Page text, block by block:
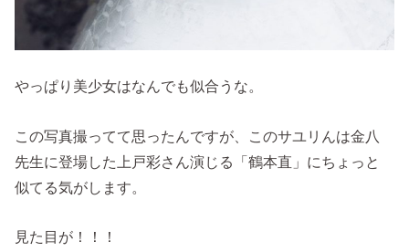
やっぱり美少女はなんでも似合うな。
この写真撮ってて思ったんですが、このサユリんは金八
先生に登場した上戸彩さん演じる「鶴本直」にちょっと
似てる気がします。
見た目が！！！